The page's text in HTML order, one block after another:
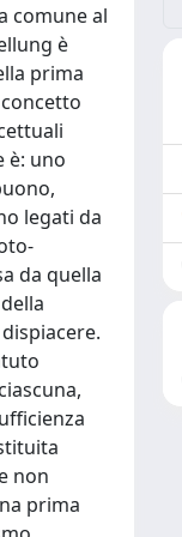
comune al
è
prima
è: uno
legati da
da quella
non
prima